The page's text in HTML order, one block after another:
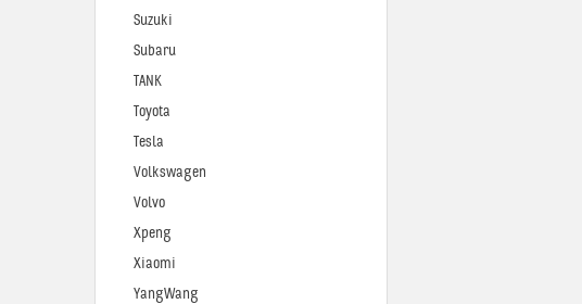
Suzuki
Subaru
TANK
Toyota
Tesla
Volkswagen
Volvo
Xpeng
Xiaomi
YangWang